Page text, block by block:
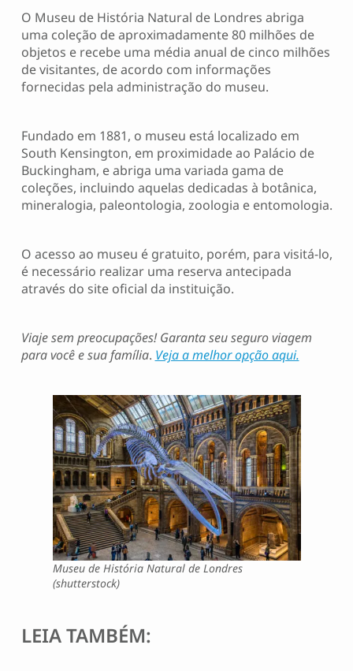
O Museu de História Natural de Londres abriga
uma coleção de aproximadamente 80 milhões de
objetos e recebe uma média anual de cinco milhões
de visitantes, de acordo com informações
fornecidas pela administração do museu.
Fundado em 1881, o museu está localizado em
South Kensington, em proximidade ao Palácio de
Buckingham, e abriga uma variada gama de
coleções, incluindo aquelas dedicadas à botânica,
mineralogia, paleontologia, zoologia e entomologia.
O acesso ao museu é gratuito, porém, para visitá-lo,
é necessário realizar uma reserva antecipada
através do site oficial da instituição.
Viaje sem preocupações! Garanta seu seguro viagem
para você e sua família. Veja a melhor opção aqui.
Museu de História Natural de Londres
(shutterstock)
LEIA TAMBÉM: